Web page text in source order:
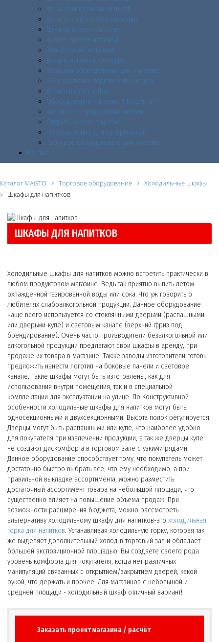
Цена на морозильный шкаф
Цена торгового оборудования
Цена на проект магазина
Бизнес проект магазина
Зонирование магазина
Дизайн магазина в Москве
Продажа оборудования для магазина
Оборудование торговых площадей
Дизайн проект кафе
Оборудование магазина "Продукты"
Как открыть продуктовый магазин
Открыть бизнес в кризис
Оборудование для супермаркета
Торговое оборудование для магазина
Контакты
Каталог MAGTO Торговое оборудованиe
Холодильные шкафы
Шкафы для напитков
ШКАФЫ ДЛЯ НАПИТКОВ
Холодильные шкафы для напитков можно встретить практически в
любом продуктовом магазине. Ведь так приятно выпить летом
охлажденной газированной воды или сока. Что уж говорить о
любителях слабоалкогольной продукции. Данное оборудование
чаще всего используется со стеклянными дверьми (распашными
или дверьми-купе) и световым канапе (верхний фриз под
брендирование). Очень часто производители безалкогольной или
алкогольной продукции предлагают свои шкафы в аренду, при
продаже их товара в магазине. Также заводы изготовители готовы
предложить нанести логотип на боковые панели и световое
канапе. Такие шкафы могут быть изготовлены, как для
использования внутри помещения, так и в специальной
комплектации для эксплуатации на улице. По Конструктивной
особенности холодильные шкафы для напитков могут быть
односекционными и двухсекционными. Высота полок регулируется.
Дверцы могут быть распашными или купе, что наиболее удобно
для покупателя при извлечении продукции, а так же дверцы купе
не создают дискомфорта в торговом зале с узкими рядами.
Данное оборудование способствует тому, что покупатель может
достаточно быстро выбрать все, что ему необходимо, а при
правильной выкладке ассортимента, можно разместить
достаточный ассортимент товара на небольшой площади, что
существенно влияет на повышение объема продаж. При
возможности расширения бюджета, можно рассмотреть
альтернативу холодильному шкафу для напитков-это холодильная
горка для напитков. Устанавливая холодильную горку, которая так
же выделяет дополнительный холод в торговый зал и обладает
большей экспозиционной площадью, Вы создаете своего рода
уровень комфорта для покупателя, когда нет различных
манипуляций связанных с открытием/закрытием дверей, какой
рукой, что держать и прочее. Для магазинов с небольшой и
средней площади - холодильный шкаф отличный вариант!
Заказать проект магазина / расчёт